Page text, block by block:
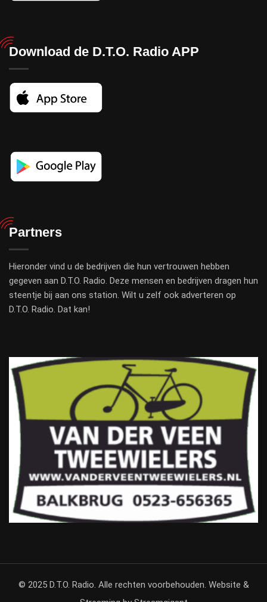
Download de D.T.O. Radio APP
Partners
Hieronder vind u de bedrijven die hun vertrouwen hebben
gegeven aan D.T.O. Radio. Deze mensen en bedrijven dragen hun
steentje bij aan ons station. Wilt u zelf ook adverteren op
D.T.O. Radio. Dat kan!
© 2025 D.T.O. Radio. Alle rechten voorbehouden. Website &